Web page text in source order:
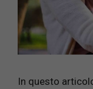
In questo